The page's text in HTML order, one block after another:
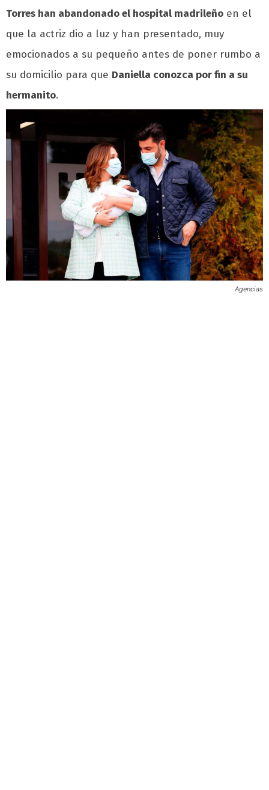
Torres han abandonado el hospital madrileño en el
que la actriz dio a luz y han presentado, muy
emocionados a su pequeño antes de poner rumbo a
su domicilio para que Daniella conozca por fin a su
hermanito.
Agencias